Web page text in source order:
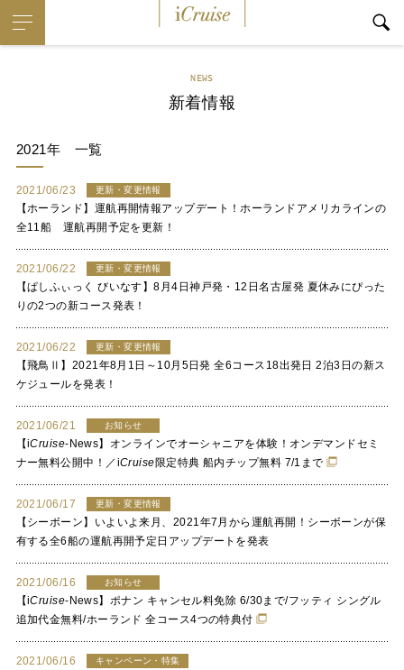
NEWS
新着情報
2021年 一覧
2021/06/23 更新・変更情報
【ホーランド】運航再開情報アップデート！ホーランドアメリカラインの
全11船 運航再開予定を更新！
2021/06/22 更新・変更情報
【ぱしふぃっく びいなす】8月4日神戸発・12日名古屋発 夏休みにぴった
りの2つの新コース発表！
2021/06/22 更新・変更情報
【飛鳥Ⅱ】2021年8月1日～10月5日発 全6コース18出発日 2泊3日の新ス
ケジュールを発表！
2021/06/21 お知らせ
【iCruise-News】オンラインでオーシャニアを体験！オンデマンドセミ
ナー無料公開中！／ iCruise限定特典 船内チップ無料 7/1まで
2021/06/17 更新・変更情報
【シーボーン】いよいよ来月、2021年7月から運航再開！シーボーンが保
有する全6船の運航再開予定日アップデートを発表
2021/06/16 お知らせ
【iCruise-News】ポナン キャンセル料免除 6/30まで/フッティ シングル
追加代金無料/ホーランド 全コース4つの特典付
2021/06/16 キャンペーン・特集